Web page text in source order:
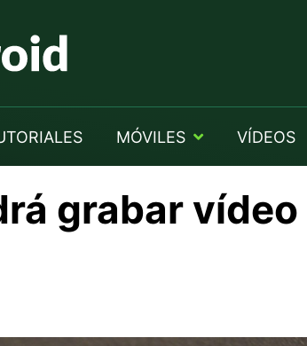
MÓVILES VÍDEOS
grabar vídeo